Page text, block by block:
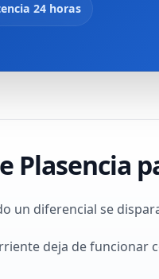
24 horas
un diferencial se
deja de